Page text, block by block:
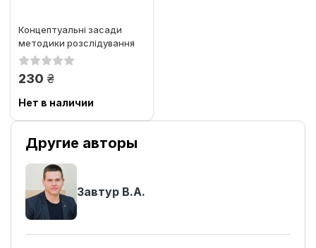
Концептуальні засади
методики розслідування
хуліганства, вчиненого
230 грн.
Нет в наличии
Другие авторы
Завтур В.А.